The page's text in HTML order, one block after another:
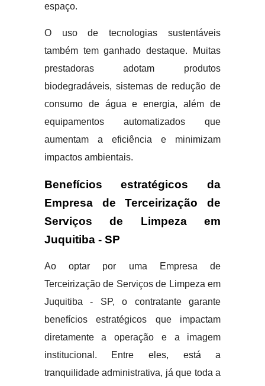
espaço.
O uso de tecnologias sustentáveis
também tem ganhado destaque. Muitas
prestadoras adotam produtos
biodegradáveis, sistemas de redução de
consumo de água e energia, além de
equipamentos automatizados que
aumentam a eficiência e minimizam
impactos ambientais.
Benefícios estratégicos da
Empresa de Terceirização de
Serviços de Limpeza em
Juquitiba - SP
Ao optar por uma Empresa de
Terceirização de Serviços de Limpeza em
Juquitiba - SP, o contratante garante
benefícios estratégicos que impactam
diretamente a operação e a imagem
institucional. Entre eles, está a
tranquilidade administrativa, já que toda a